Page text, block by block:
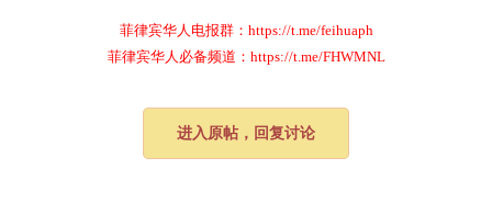
菲律宾华人电报群：https://t.me/feihuaph
菲律宾华人必备频道：https://t.me/FHWMNL
进入原帖，回复讨论